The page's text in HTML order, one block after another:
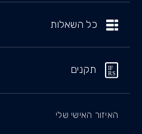
כל השאלות
תקנים
האיזור האישי שלי